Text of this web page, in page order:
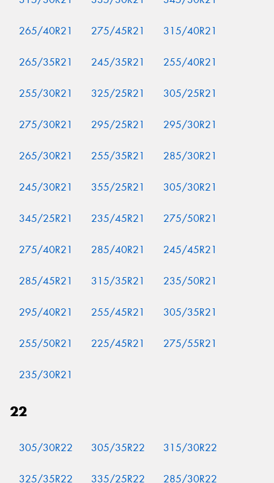
265/40R21 275/45R21 315/40R21
265/35R21 245/35R21 255/40R21
255/30R21 325/25R21 305/25R21
275/30R21 295/25R21 295/30R21
265/30R21 255/35R21 285/30R21
245/30R21 355/25R21 305/30R21
345/25R21 235/45R21 275/50R21
275/40R21 285/40R21 245/45R21
285/45R21 315/35R21 235/50R21
295/40R21 255/45R21 305/35R21
255/50R21 225/45R21 275/55R21
235/30R21
22
305/30R22 305/35R22 315/30R22
325/35R22 335/25R22 285/30R22